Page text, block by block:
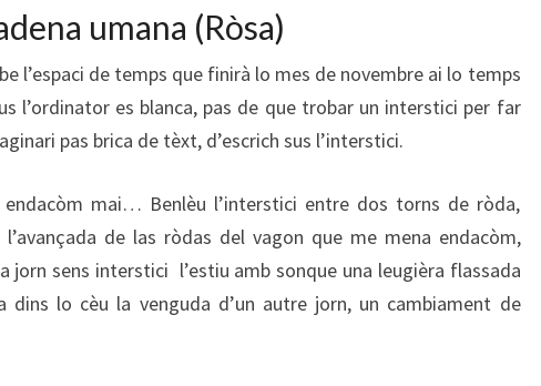
umana (Ròsa)
l’espaci de temps que finirà lo mes de novembre ai lo temps
l’ordinator es blanca, pas de que trobar un interstici per far
pas brica de tèxt, d’escrich sus l’interstici.
mai… Benlèu l’interstici entre dos torns de ròda,
de las ròdas del vagon que me mena endacòm,
sens interstici l’estiu amb sonque una leugièra flassada
lo cèu la venguda d’un autre jorn, un cambiament de